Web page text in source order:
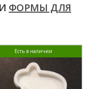
ФОРМЫ ДЛЯ
Есть в наличии